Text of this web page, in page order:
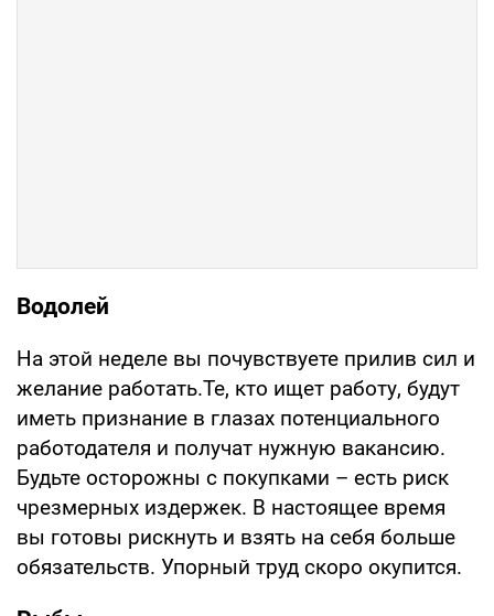
Водолей
На этой неделе вы почувствуете прилив сил и
желание работать.Те, кто ищет работу, будут
иметь признание в глазах потенциального
работодателя и получат нужную вакансию.
Будьте осторожны с покупками – есть риск
чрезмерных издержек. В настоящее время
вы готовы рискнуть и взять на себя больше
обязательств. Упорный труд скоро окупится.